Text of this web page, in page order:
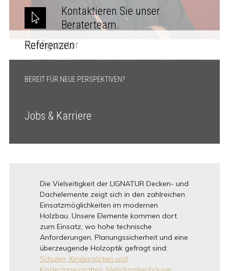
Kontaktieren Sie unser
Beraterteam.
Konfigurator
Referenzen
BEREIT FÜR NEUE PERSPEKTIVEN?
Jobs & Karriere
Die Vielseitigkeit der LIGNATUR Decken- und
Dachelemente zeigt sich in den zahlreichen
Einsatzmöglichkeiten im modernen
Holzbau. Unsere Elemente kommen dort
zum Einsatz, wo hohe technische
Anforderungen, Planungssicherheit und eine
überzeugende Holzoptik gefragt sind:
Schulen, Kindergärten und